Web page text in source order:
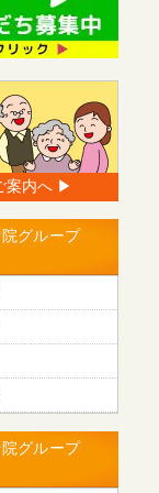
案内へ ▶︎
グループ
グループ